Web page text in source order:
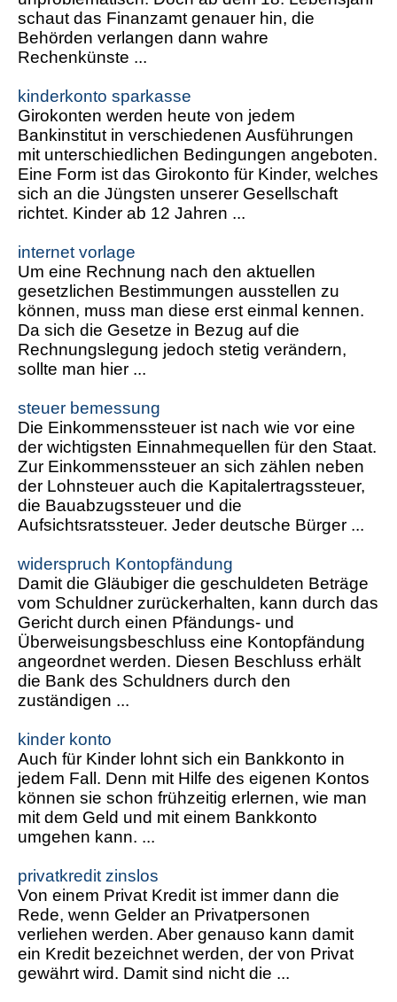
schaut das Finanzamt genauer hin, die
Behörden verlangen dann wahre
Rechenkünste ...
kinderkonto sparkasse
Girokonten werden heute von jedem
Bankinstitut in verschiedenen Ausführungen
mit unterschiedlichen Bedingungen angeboten.
Eine Form ist das Girokonto für Kinder, welches
sich an die Jüngsten unserer Gesellschaft
richtet. Kinder ab 12 Jahren ...
internet vorlage
Um eine Rechnung nach den aktuellen
gesetzlichen Bestimmungen ausstellen zu
können, muss man diese erst einmal kennen.
Da sich die Gesetze in Bezug auf die
Rechnungslegung jedoch stetig verändern,
sollte man hier ...
steuer bemessung
Die Einkommenssteuer ist nach wie vor eine
der wichtigsten Einnahmequellen für den Staat.
Zur Einkommenssteuer an sich zählen neben
der Lohnsteuer auch die Kapitalertragssteuer,
die Bauabzugssteuer und die
Aufsichtsratssteuer. Jeder deutsche Bürger ...
widerspruch Kontopfändung
Damit die Gläubiger die geschuldeten Beträge
vom Schuldner zurückerhalten, kann durch das
Gericht durch einen Pfändungs- und
Überweisungsbeschluss eine Kontopfändung
angeordnet werden. Diesen Beschluss erhält
die Bank des Schuldners durch den
zuständigen ...
kinder konto
Auch für Kinder lohnt sich ein Bankkonto in
jedem Fall. Denn mit Hilfe des eigenen Kontos
können sie schon frühzeitig erlernen, wie man
mit dem Geld und mit einem Bankkonto
umgehen kann. ...
privatkredit zinslos
Von einem Privat Kredit ist immer dann die
Rede, wenn Gelder an Privatpersonen
verliehen werden. Aber genauso kann damit
ein Kredit bezeichnet werden, der von Privat
gewährt wird. Damit sind nicht die ...